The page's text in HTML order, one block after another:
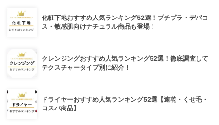
化粧下地おすすめ人気ランキング52選！プチプラ・デパコ
ス・敏感肌向けナチュラル商品も登場！
クレンジングおすすめ人気ランキング52選！徹底調査して
テクスチャータイプ別に紹介！
ドライヤーおすすめ人気ランキング52選【速乾・くせ毛・
コスパ商品】